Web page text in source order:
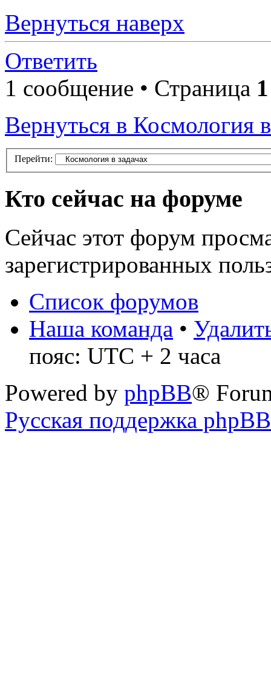
Вернуться наверх
Ответить
1 сообщение • Страница 1
Вернуться в Космология
Перейти:
Кто сейчас на форуме
Сейчас этот форум
зарегистрированных
Список форумов
Наша команда •
пояс: UTC + 2 часа
Powered by phpBB®
Русская поддержка phpBB